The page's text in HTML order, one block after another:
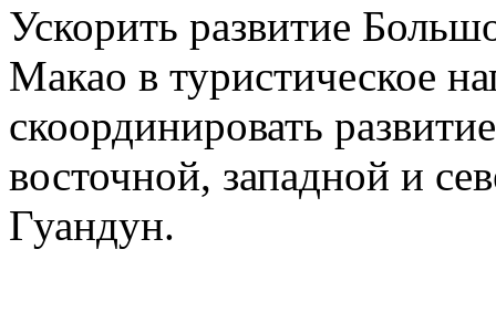
Ускорить развитие
Макао в туристическое
скоординировать
восточной, западной и
Гуандун.